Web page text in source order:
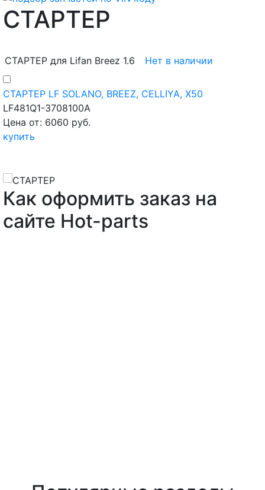
СТАРТЕР
СТАРТЕР для Lifan Breez 1.6 Нет в наличии
СТАРТЕР LF SOLANO, BREEZ, CELLIYA, X50
LF481Q1-3708100A
Цена от: 6060 руб.
купить
Как оформить заказ на
сайте Hot-parts